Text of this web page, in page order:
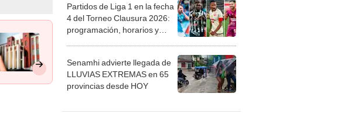
Partidos de Liga 1 en la fecha
4 del Torneo Clausura 2026:
programación, horarios y
Senamhi advierte llegada de
LLUVIAS EXTREMAS en 65
provincias desde HOY